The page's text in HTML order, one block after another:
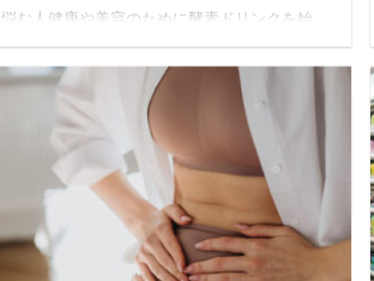
悩む人健康や美容のために酵素ドリンクを始
感じている方は、きっと少なくないでしょ
う。 独特の風味、青臭さ、とろみのある喉ご
し…。 期待していた味と違ってがっかりし、
せっかく買ったのに棚の奥にしまい込んでし
まう。そんな経験、ありませんか？ 本記事で
は、そんな酵素ドリンクの味に悩むあなたの
ために、味が苦手な科学的な理由から、今日
から試せる具体的なアレンジ方法までを徹底
解説します。 読了すれば、もう酵素ドリンク
を「まずい」と諦める必要はありません。 酵